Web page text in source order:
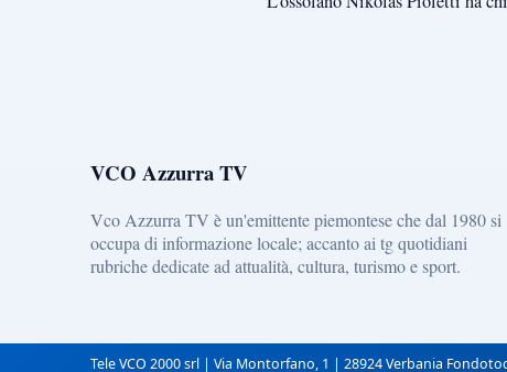
VCO Azzurra TV
Vco Azzurra TV è un'emittente piemontese che dal 1980 si
occupa di informazione locale; accanto ai tg quotidiani
rubriche dedicate ad attualità, cultura, turismo e sport.
Tele VCO 2000 srl | Via Montorfano, 1 | 28924 Verbania